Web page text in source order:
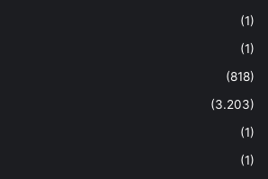
(1)
(1)
(818)
(3.203)
(1)
(1)